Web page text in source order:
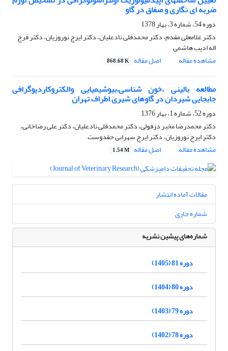
ضربه ای نگاری و صفاق در گاو
دوره 54، شماره 3، بهار 1378
دکتر غلامعلی مقدم، دکتر محمدقلی نادعلیان، دکتر ایرج نوروزیان، دکتر فرج
اله ادیب هاشمی
مشاهده مقاله
اصل مقاله 868.68 K
مطالعه بالینی ،خون شناسی،بیوشیمیایی والکتروکاردیوگرافی
جابجایی شیردان در گاوهای شیری اطراف تهران
دوره 52، شماره 1، بهار 1376
دکتر محمدرضا مخبر دزفولی، دکتر محمدقلی نادعلیان، دکتر علی رضاخانی،
دکتر ایرج نوروزیان، دکتر ایرج سهرابی حقدوست
مشاهده مقاله
اصل مقاله 1.54 M
مقالات آماده انتشار
شماره جاری
شماره‌های پیشین نشریه
دوره 81 (1405)
دوره 80 (1404)
دوره 79 (1403)
دوره 78 (1402)